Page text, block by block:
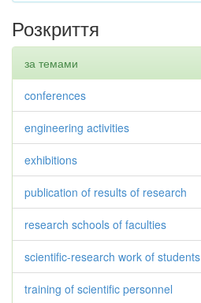
Розкриття
за темами
conferences
engineering activities
exhibitions
publication of results of research
research schools of faculties
scientific-research work of students
training of scientific personnel